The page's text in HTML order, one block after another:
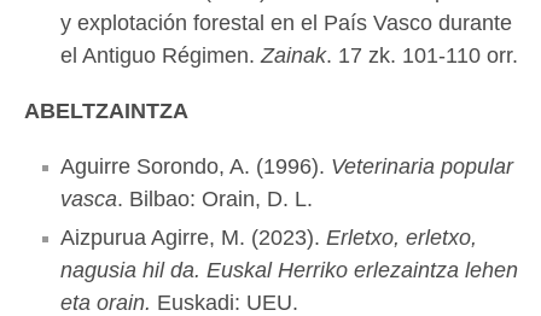
y explotación forestal en el País Vasco durante
el Antiguo Régimen.Zainak. 17 zk. 101-110 orr.
ABELTZAINTZA
Aguirre Sorondo, A. (1996). Veterinaria popular
vasca. Bilbao: Orain, D. L.
Aizpurua Agirre, M. (2023). Erletxo, erletxo,
nagusia hil da. Euskal Herriko erlezaintza lehen
eta orain. Euskadi: UEU.